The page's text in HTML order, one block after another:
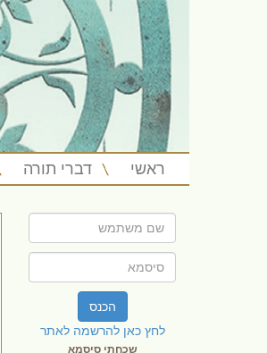
ראשי דברי תורה
הכנס
לחץ כאן להרשמה לאתר
שכחתי סיסמא